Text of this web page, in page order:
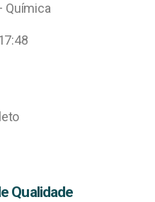
Química
Qualidade